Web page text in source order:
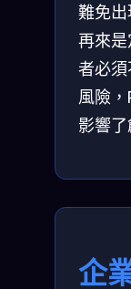
難免
再來
者必
風險
影響
企